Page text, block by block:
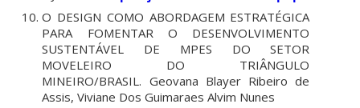
O DESIGN COMO ABORDAGEM ESTRATÉGICA
PARA FOMENTAR O DESENVOLVIMENTO
SUSTENTÁVEL DE MPES DO SETOR
MOVELEIRO DO TRIÂNGULO
MINEIRO/BRASIL. Geovana Blayer Ribeiro de
Assis, Viviane Dos Guimaraes Alvim Nunes